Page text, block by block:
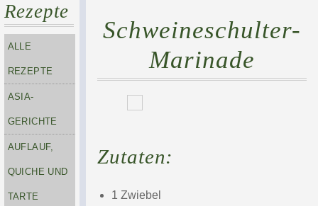
Rezepte
ALLE
REZEPTE
ASIA-
GERICHTE
AUFLAUF,
QUICHE UND
TARTE
Schweineschulter-
Marinade
Zutaten:
1 Zwiebel